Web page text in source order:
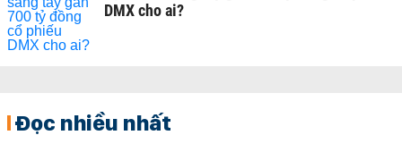
DMX cho ai?
Đọc nhiều nhất